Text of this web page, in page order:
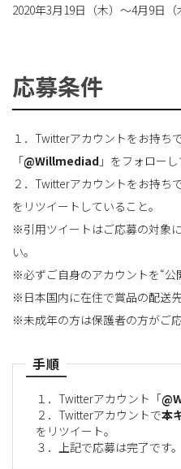
2020年3月19日（木）～4月9日
応募条件
１．Twitterアカウントをお持ち
「@Willmediad 」をフォローし
２．Twitterアカウントをお持ち
をリツイートしていること。
※引用ツイートはご応募の対象
い。
※必ずご自身のアカウントを“公
※日本国内に在住で賞品の配送
※未成年の方は保護者の方がご応
手順
１．Twitterアカウント「
２．Twitterアカウントで本
をリツイート。
３．上記で応募は完了です。